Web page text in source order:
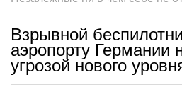
Взрывной
аэропорту Германии
угрозой нового